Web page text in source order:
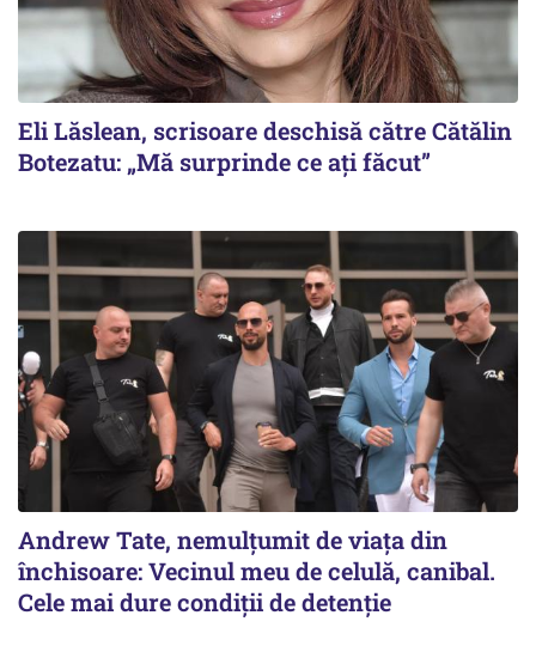
Eli Lăslean, scrisoare deschisă către Cătălin
Botezatu: „Mă surprinde ce ați făcut”
Andrew Tate, nemulțumit de viața din
închisoare: Vecinul meu de celulă, canibal.
Cele mai dure condiții de detenție